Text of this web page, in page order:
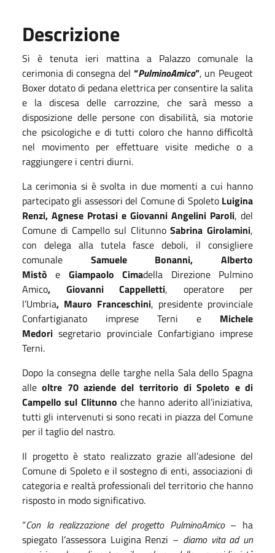
Descrizione
Si è tenuta ieri mattina a Palazzo comunale la
cerimonia di consegna del “PulminoAmico”, un Peugeot
Boxer dotato di pedana elettrica per consentire la salita
e la discesa delle carrozzine, che sarà messo a
disposizione delle persone con disabilità, sia motorie
che psicologiche e di tutti coloro che hanno difficoltà
nel movimento per effettuare visite mediche o a
raggiungere i centri diurni.
La cerimonia si è svolta in due momenti a cui hanno
partecipato gli assessori del Comune di Spoleto Luigina
Renzi, Agnese Protasi e Giovanni Angelini Paroli, del
Comune di Campello sul ClitunnoSabrina Girolamini,
con delega alla tutela fasce deboli, il consigliere
comunale Samuele Bonanni,
Alberto
Mistò e Giampaolo Cimadella Direzione Pulmino
Amico, Giovanni Cappelletti, operatore per
l’Umbria, Mauro Franceschini, presidente provinciale
Confartigianato imprese Terni e Michele
Medori segretario provinciale Confartigiano imprese
Terni.
Dopo la consegna delle targhe nella Sala dello Spagna
alle oltre 70 aziende del territorio di Spoleto e di
Campello sul Clitunno che hanno aderito all’iniziativa,
tutti gli intervenuti si sono recati in piazza del Comune
per il taglio del nastro.
Il progetto è stato realizzato grazie all’adesione del
Comune di Spoleto e il sostegno di enti, associazioni di
categoria e realtà professionali del territorio che hanno
risposto in modo significativo.
“Con la realizzazione del progetto PulminoAmico– ha
spiegato l’assessora Luigina Renzi – diamo vita ad un